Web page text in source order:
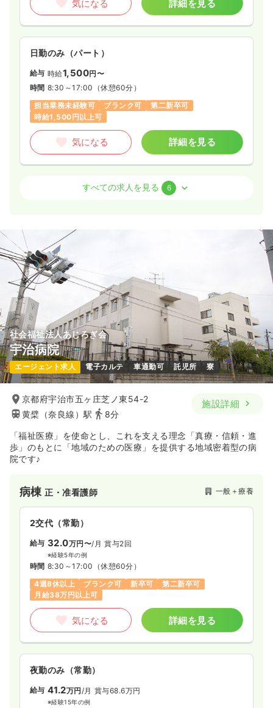
気になる 詳細を見る
日勤のみ（パート）
給与 時給1,500円〜
時間 8:30～17:00 （休憩60分）
担当業務未経験可
ブランク可
第二新卒可
時給1,500円以上可
気になる 詳細を見る
29.0〜35.4
※一例
時間 8:30～17:00
4週8休以上
ブランク可 月給35万円以上可
気になる 詳細を見る
日勤のみ（常勤） 一時募集休止
給与 28.0万円〜/月 賞与2回
※一例
時間 8:30～17:00
4週8休以上
ブランク可
気になる 詳細を見る
日勤のみ（パート） 一時募集休止
給与 時給1,500円〜
時間 8:30～17:00
ブランク可
時給1,500円以上可
気になる
病棟正看護師 / 管理職 一般＋療養
38.0
※経験15年の例
4週8休以上
月給38万円以上可
すべての求人を見る 6
社会福祉法人あじろぎ会
宇治病院
エージェント求人 電子カルテ 車通勤可 託児所 寮
京都府宇治市五ヶ庄芝ノ東54-2
黄檗（奈良線）駅
8分
施設詳細
「福祉医療」を使命とし、これを支える理念「真療・信頼・進
歩」のもとに「地域のための医療」を提供する地域密着型の病
院です♪
病棟正・准看護師 一般＋療養
2交代（常勤）
給与 32.0万円〜/月 賞与2回
※経験5年の例
時間 8:30～17:00 （休憩60分）
4週8休以上
ブランク可 新卒可
第二新卒可
月給38万円以上可
気になる 詳細を見る
夜勤のみ（常勤）
給与 41.2万円/月 賞与68.6万円
※経験15年の例